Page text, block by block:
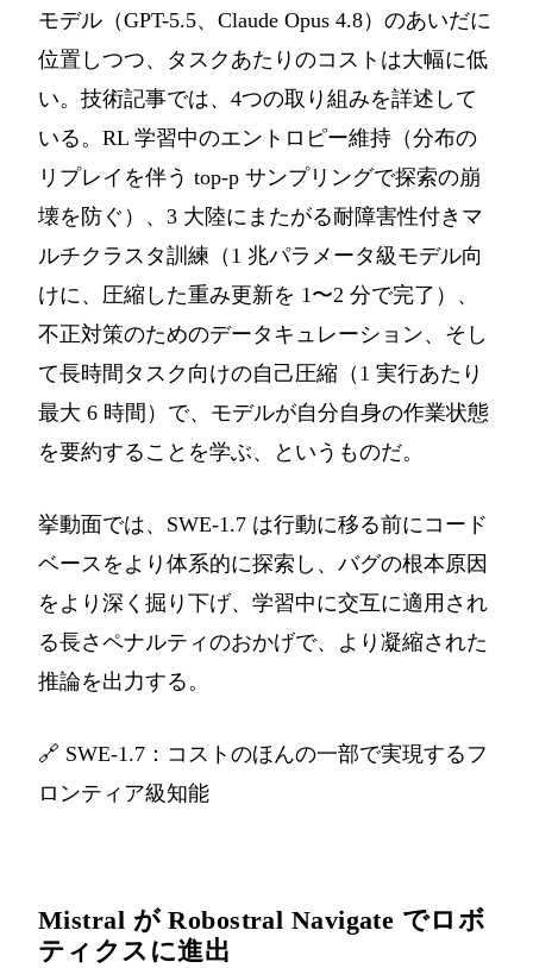
モデル（GPT-5.5、Claude Opus 4.8）のあいだに
位置しつつ、タスクあたりのコストは大幅に低
い。技術記事では、4つの取り組みを詳述して
いる。RL 学習中のエントロピー維持（分布の
リプレイを伴う top-p サンプリングで探索の崩
壊を防ぐ）、3 大陸にまたがる耐障害性付きマ
ルチクラスタ訓練（1 兆パラメータ級モデル向
けに、圧縮した重み更新を 1〜2 分で完了）、
不正対策のためのデータキュレーション、そし
て長時間タスク向けの自己圧縮（1 実行あたり
最大 6 時間）で、モデルが自分自身の作業状態
を要約することを学ぶ、というものだ。
挙動面では、SWE-1.7 は行動に移る前にコード
ベースをより体系的に探索し、バグの根本原因
をより深く掘り下げ、学習中に交互に適用され
る長さペナルティのおかげで、より凝縮された
推論を出力する。
🔗 SWE-1.7：コストのほんの一部で実現するフ
ロンティア級知能
Mistral が Robostral Navigate でロボ
ティクスに進出